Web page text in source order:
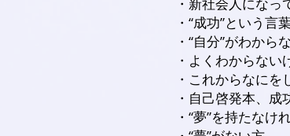
・“成功”という言
・“自分”がわから
・よくわからない
・これからなにを
・自己啓発本、成
・“夢”を持たなけ